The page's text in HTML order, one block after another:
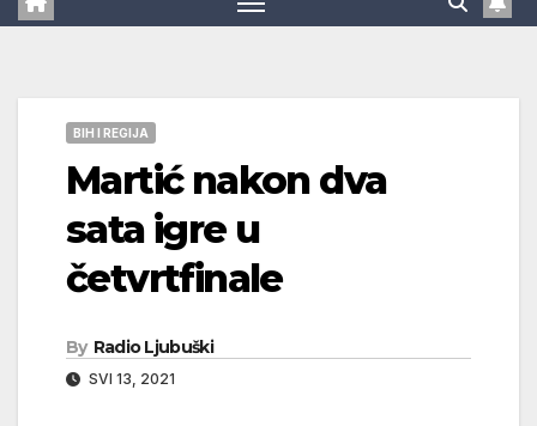
BIH I REGIJA
Martić nakon dva
sata igre u
četvrtfinale
By Radio Ljubuški
SVI 13, 2021